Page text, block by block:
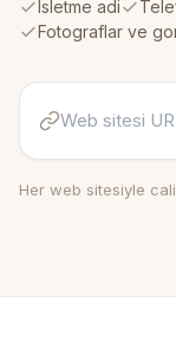
Isletme adi
Fotograflar ve
Her web sitesiyle